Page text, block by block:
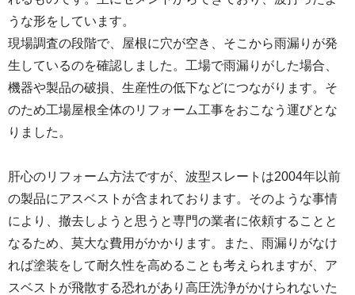
うな形をしています。
現場調査の段階で、屋根に穴が空き、そこから雨漏りが発
生しているのを確認しました。工場で雨漏りがした場合、
機器や製品の破損、生産性の低下などにつながります。そ
のため工場屋根全体のリフォーム工事をおこなう運びとな
りました。
肝心のリフォーム方法ですが、波型スレートは2004年以前
の製品にアスベストが含まれております。そのような事情
により、撤去しようと思うと専門の業者に依頼することと
なるため、莫大な費用がかかります。また、雨漏りがなけ
れば塗装をして耐久性を高めることも考えられますが、ア
スベストが飛散する恐れがあり高圧洗浄がかけられないた